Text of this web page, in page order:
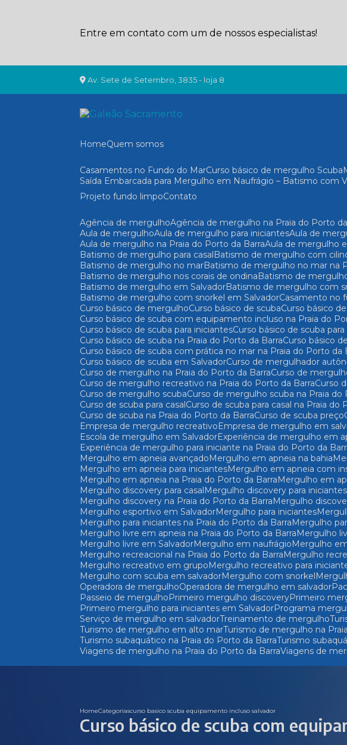
Entre em contato com um de nossos especialistas!
Av. Sete de Setembro, 3835 - loja 8
Home
Quem somos
Casamentos no Fundo do Mar
Curso básico de mergulho Scuba
Saída Embarcada para Mergulho em Naufrágio – Batismo com
Projeto fundo limpo
Contato
Agência de mergulho Agência de mergulho na Praia do Porto
Aula de mergulho Aula de mergulho para iniciantes Aula de
Aula de mergulho na Praia do Porto da Barra Aula de mergulho
Batismo de mergulho para casal
Batismo de mergulho com
Batismo de mergulho no mar
Batismo de mergulho no mar na
Batismo de mergulho nos corais de ondina
Batismo de
Batismo de mergulho em Salvador
Batismo de mergulho com
Batismo de mergulho com snorkel em Salvador
Casamento no
Curso básico de mergulho
Curso básico de scuba
Curso básico
Curso básico de scuba com equipamento incluso na Praia do
Curso básico de scuba para iniciantes
Curso básico de scuba
Curso básico de scuba na Praia do Porto da Barra
Curso básico
Curso básico de scuba com prática no mar na Praia do Porto da
Curso básico de scuba em Salvador
Curso de mergulhador
Curso de mergulho na Praia do Porto da Barra
Curso de
Curso de mergulho recreativo na Praia do Porto da Barra
Curso de mergulho scuba
Curso de mergulho scuba na Praia do
Curso de scuba para casal
Curso de scuba para casal na Praia do
Curso de scuba na Praia do Porto da Barra
Curso de scuba preço
Empresa de mergulho recreativo
Empresa de mergulho em
Escola de mergulho em Salvador Experiência de mergulho em
Experiência de mergulho para iniciante na Praia do Porto da
Mergulho em apneia avançado
Mergulho em apneia na bahia
Mergulho em apneia para iniciantes
Mergulho em apneia com
Mergulho em apneia na Praia do Porto da Barra
Mergulho em
Mergulho discovery para casal
Mergulho discovery para iniciantes
Mergulho discovery na Praia do Porto da Barra
Mergulho
Mergulho esportivo em Salvador
Mergulho para iniciantes
Mergulho para iniciantes na Praia do Porto da Barra
Mergulho
Mergulho livre em apneia na Praia do Porto da Barra
Mergulho
Mergulho livre em Salvador
Mergulho em naufrágio Mergulho
Mergulho recreacional na Praia do Porto da Barra
Mergulho
Mergulho recreativo em grupo
Mergulho recreativo para
Mergulho com scuba em salvador
Mergulho com snorkel
Operadora de mergulho
Operadora de mergulho em salvador
Passeio de mergulho
Primeiro mergulho discovery Primeiro
Primeiro mergulho para iniciantes em Salvador
Programa
Serviço de mergulho em salvador Treinamento de mergulho
Turismo de mergulho em alto mar Turismo de mergulho na
Turismo subaquático na Praia do Porto da Barra Turismo
Viagens de mergulho na Praia do Porto da Barra Viagens de
HomeCategoriascurso basico scuba equipamento incluso salvador
Curso básico de scuba com